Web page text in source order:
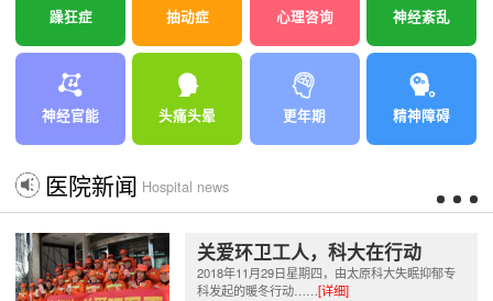
躁狂症 抽动症 心理咨询 神经紊乱
神经官能 头痛头晕 更年期 精神障碍
医院新闻 Hospital news
关爱环卫工人，科大在行动
2018年11月29日星期四，由太原科大失眠抑郁专
科发起的暖冬行动……[详细]